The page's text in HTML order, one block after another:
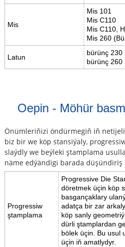
Mis
Mis 101
Mis C110
Mis C110,
Mis 260
Latun
bürünç 230
bürünç 260
Oepin - Möhür
Önümleriňizi öndürmegiň iň
biz bir we köp stansiýaly,
slaýdly we beýleki ştamplama
näme edýändigi barada düşündiriş
Progressiw
ştamplama
Progressive Die
döretmek üçin köp
basgançaklary
adatça bir zar
köp sanly
dürli ştamplardan
bölek üçin. Bu usul
üçin iň amatlydyr.